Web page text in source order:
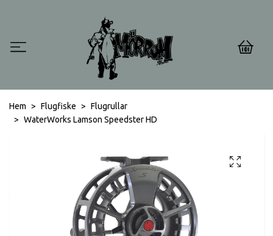
0
Hem Flugfiske
Flugrullar
WaterWorks Lamson Speedster HD